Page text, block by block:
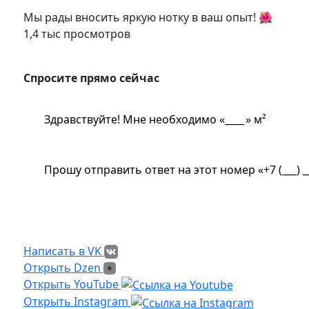
Мы рады вносить яркую нотку в ваш опыт! 🌺
1,4 тыс просмотров
Спросите прямо сейчас
Здравствуйте! Мне необходимо « » м²
Прошу отправить ответ на этот номер «
Написать в VK
Написать в VK
Открыть Dzen
Открыть Dzen
Ссылка на Youtube
Открыть YouTube
Ссылка на Instagram
Открыть Instagram